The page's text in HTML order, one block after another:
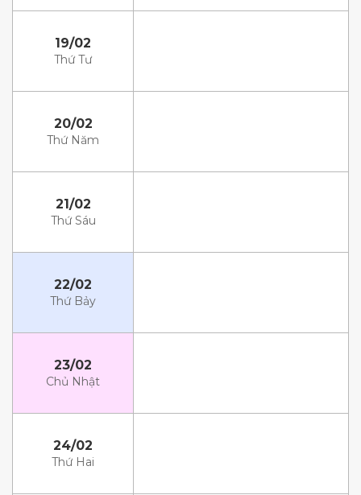
19/02
Thứ Tư
20/02
Thứ Năm
21/02
Thứ Sáu
22/02
Thứ Bảy
23/02
Chủ Nhật
24/02
Thứ Hai